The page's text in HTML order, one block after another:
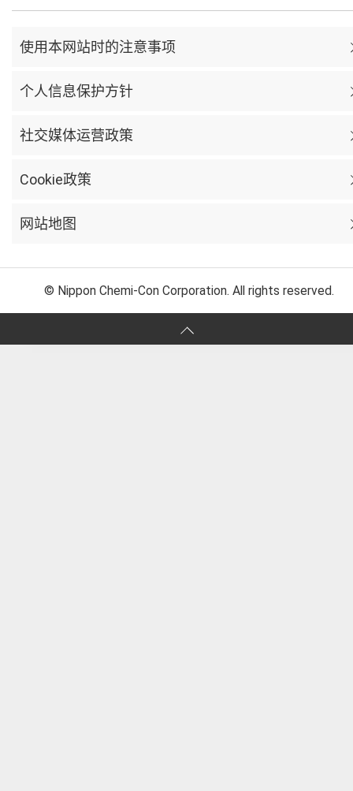
使用本网站时的注意事项
个人信息保护方针
社交媒体运营政策
Cookie政策
网站地图
© Nippon Chemi-Con Corporation. All rights reserved.